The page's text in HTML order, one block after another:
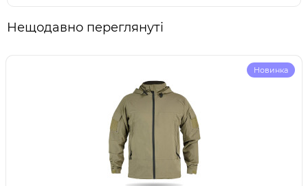
Нещодавно переглянуті
Новинка